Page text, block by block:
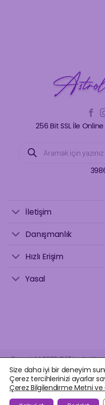
256 Bit SSL İle
search
İletişim
Danışmanlık
Hızlı Erişim
Yasal
Copyright 2026 © | Tüm
Size daha iyi bir deneyim
Çerez tercihlerinizi ayarlar
Çerez Bilgilendirme Metni ve